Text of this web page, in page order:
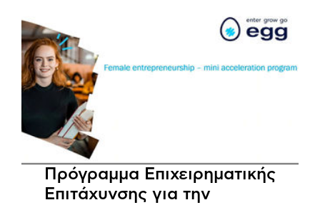
Πρόγραμμα Επιχειρηματικής
Επιτάχυνσης για την